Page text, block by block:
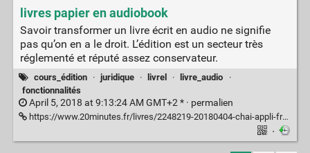
livres papier en audiobook
Savoir transformer un livre écrit en audio ne signifie
pas qu’on en a le droit. L’édition est un secteur très
réglementé et réputé assez conservateur.
cours_édition · juridique · livrel · livre_audio
·
fonctionnalités
April 5, 2018 at 9:13:24 AM GMT+2 * · permalien
https://www.20minutes.fr/livres/2248219-20180404-chai-appli-francaise-transforme-livres-papier-audiobook
·